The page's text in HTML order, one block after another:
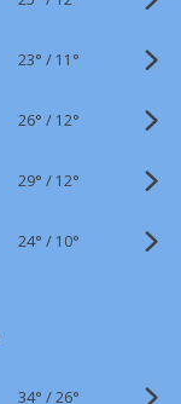
23° / 11°
26° / 12°
29° / 12°
24° / 10°
34° /26°